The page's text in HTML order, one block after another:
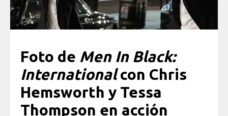
Foto de Men In Black:
Internationalcon Chris
Hemsworth y Tessa
Thompson en acción